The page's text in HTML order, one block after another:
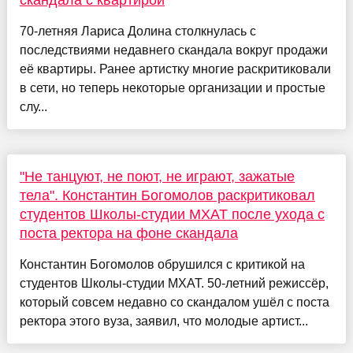
70-летняя Лариса Долина столкнулась с
последствиями недавнего скандала вокруг продажи
её квартиры. Ранее артистку многие раскритиковали
в сети, но теперь некоторые организации и простые
слу...
"Не танцуют, не поют, не играют, зажатые
тела". Константин Богомолов раскритиковал
студентов Школы-студии МХАТ после ухода с
поста ректора на фоне скандала
Константин Богомолов обрушился с критикой на
студентов Школы-студии МХАТ. 50-летний режиссёр,
который совсем недавно со скандалом ушёл с поста
ректора этого вуза, заявил, что молодые артист...